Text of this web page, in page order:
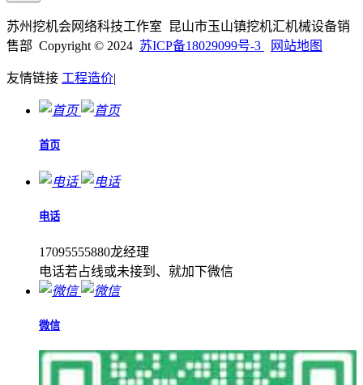
苏州挖机会网络科技工作室 昆山市玉山镇挖机汇机械设备销
售部 Copyright © 2024 苏ICP备18029099号-3 网站地图
友情链接 工程造价|
首页
电话
17095555880龙经理
电话若占线或未接到、就加下微信
微信